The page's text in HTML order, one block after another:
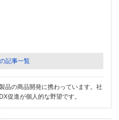
記事一覧
品の商品開発に携わっています。社
促進が個人的な野望です。